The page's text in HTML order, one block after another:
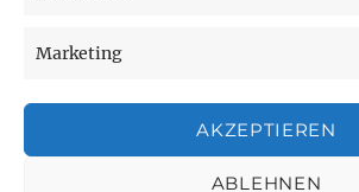
Marketing
AKZEPTIEREN
ABLEHNEN
Affiliate Disclosure
Datenschutzerklärung
Impressum